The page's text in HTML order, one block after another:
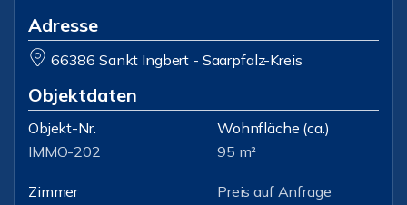
Adresse
66386 Sankt Ingbert - Saarpfalz-Kreis
Objektdaten
Objekt-Nr.
IMMO-202
Wohnfläche (ca.)
95 m²
Zimmer
Preis auf Anfrage